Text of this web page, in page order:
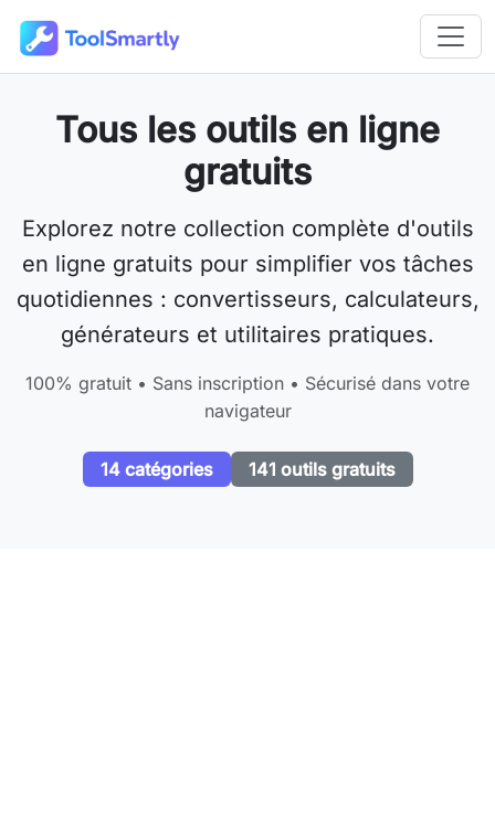
Outils en ligne gratuits ToolSmartly
Tous les outils en ligne
gratuits
Explorez notre collection complète d'outils
en ligne gratuits pour simplifier vos tâches
quotidiennes : convertisseurs, calculateurs,
générateurs et utilitaires pratiques.
100% gratuit • Sans inscription • Sécurisé dans votre
navigateur
14 catégories 141 outils gratuits